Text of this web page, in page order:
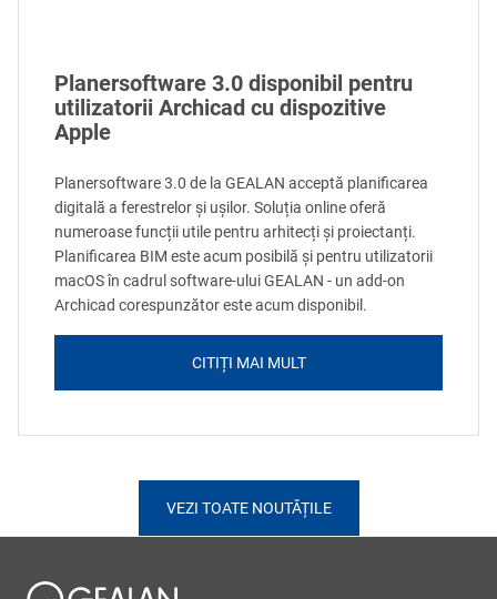
Planersoftware 3.0 disponibil pentru
utilizatorii Archicad cu dispozitive
Apple
Planersoftware 3.0 de la GEALAN acceptă planificarea
digitală a ferestrelor și ușilor. Soluția online oferă
numeroase funcții utile pentru arhitecți și proiectanți.
Planificarea BIM este acum posibilă și pentru utilizatorii
macOS în cadrul software-ului GEALAN - un add-on
Archicad corespunzător este acum disponibil.
CITIȚI MAI MULT
VEZI TOATE NOUTĂȚILE